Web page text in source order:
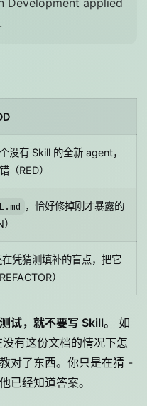
Development applied
没有 Skill 的全新 agent，
（RED）
，恰好修掉刚才暴露的
凭猜测填补的盲点，把它
）
试，就不要写 Skill。
如
有这份文档的情况下怎
对了东西。你只是在猜 -
已经知道答案。